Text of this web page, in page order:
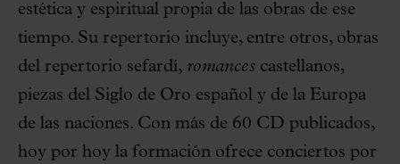
estética y espiritual propia de las obras de ese
tiempo. Su repertorio incluye, entre otros, obras
del repertorio sefardí, romancescastellanos,
piezas del Siglo de Oro español y de la Europa
de las naciones. Con más de 60 CD publicados,
hoy por hoy la formación ofrece conciertos por